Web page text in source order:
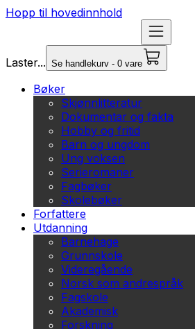
Hopp til hovedinnhold
Laster... Se handlekurv - 0 vare
Bøker
Skjønnlitteratur
Dokumentar og fakta
Hobby og fritid
Barn og ungdom
Ung voksen
Serieromaner
Fagbøker
Skolebøker
Forfattere
Utdanning
Barnehage
Grunnskole
Videregående
Norsk som andrespråk
Fagskole
Akademisk
Forskning